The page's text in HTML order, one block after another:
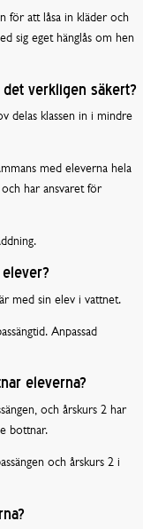
för att låsa in kläder och
sig eget hänglås om hen
verkligen säkert?
delas klassen in i mindre
med eleverna hela
och har ansvaret för
med sin elev i vattnet.
Anpassad
eleverna?
och årskurs 2 har
bottnar.
och årskurs 2 i